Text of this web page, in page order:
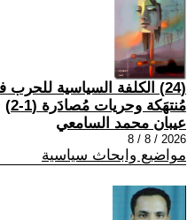
(24) الكلفة السياسية
مُنتهَكة وحريات مُصادَرة (1-2)
عيبان محمد السامعي
2026 / 8 / 8
مواضيع وابحاث سياسية